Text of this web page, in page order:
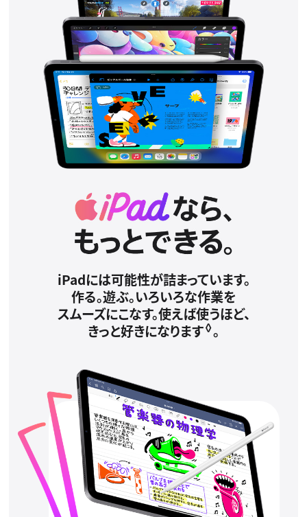
iPadには可能性が詰まっています。
作る。遊ぶ。いろいろな作業を
スムーズにこなす。使えば使うほど、
きっと好きになります◊。